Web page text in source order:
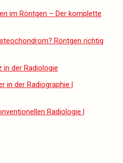
im Röntgen – Der komplette
Röntgen richtig
in der Radiologie
in der Radiographie |
Radiologie |